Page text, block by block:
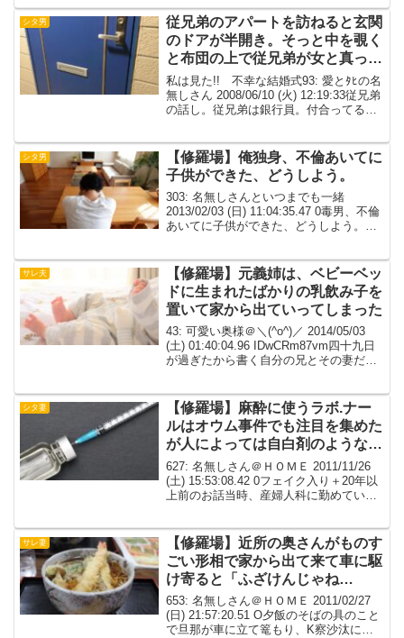
ても新鮮だった。 彼女（...
シタ男
従兄弟のアパートを訪ねると玄関
のドアが半開き。そっと中を覗く
と布団の上で従兄弟が女と真っ最
中。
私は見た!! 不幸な結婚式93: 愛とﾀﾋの名
無しさん 2008/06/10 (火) 12:19:33従兄弟
の話し。従兄弟は銀行員。付合ってる彼
ひっくるめて準備を進めて...
シタ男
【修羅場】俺独身、不倫あいてに
子供ができた、どうしよう。
303: 名無しさんといつまでも一緒
2013/02/03 (日) 11:04:35.47 0毒男、不倫
あいてに子供ができた、どうしよう。
サレ夫
【修羅場】元義姉は、ベビーベッ
ドに生まれたばかりの乳飲み子を
置いて家から出ていってしまった
43: 可愛い奥様＠＼(^o^)／ 2014/05/03
(土) 01:40:04.96 IDwCRm87vm四十九日
が過ぎたから書く自分の兄とその妻だっ
介で見合い結婚...
シタ妻
【修羅場】麻酔に使うラボ.ナー
ルはオウム事件でも注目を集めた
が人によっては自白剤のような効
果があった
627: 名無しさん＠ＨＯＭＥ 2011/11/26
(土) 15:53:08.42 0フェイク入り＋20年以
上前のお話当時、産婦人科に勤めていた
夫婦が胎児がﾀﾋんでい...
サレ妻
【修羅場】近所の奥さんがものす
ごい形相で家から出て来て車に駆
け寄ると「ふざけんじゃね
ぇ！！」とガラスを拳で叩きなが
らドナり付けていた
653: 名無しさん＠ＨＯＭＥ 2011/02/27
(日) 21:57:20.51 O夕飯のそばの具のこと
で旦那が車に立て篭もり、K察沙汰にな